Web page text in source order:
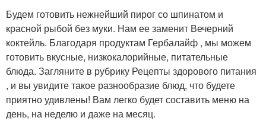
Будем готовить нежнейший пирог со шпинатом и
красной рыбой без муки. Нам ее заменит Вечерний
коктейль. Благодаря продуктам Гербалайф , мы можем
готовить вкусные, низкокалорийные, питательные
блюда. Загляните в рубрику Рецепты здорового питания
, и вы увидите такое разнообразие блюд, что будете
приятно удивлены! Вам легко будет составить меню на
день, на неделю и даже на месяц.